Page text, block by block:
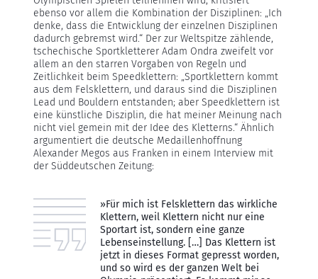
ebenso vor allem die Kombination der Disziplinen: „Ich
denke, dass die Entwicklung der einzelnen Disziplinen
dadurch gebremst wird.“ Der zur Weltspitze zählende,
tschechische Sportkletterer Adam Ondra zweifelt vor
allem an den starren Vorgaben von Regeln und
Zeitlichkeit beim Speedklettern: „Sportklettern kommt
aus dem Felsklettern, und daraus sind die Disziplinen
Lead und Bouldern entstanden; aber Speedklettern ist
eine künstliche Disziplin, die hat meiner Meinung nach
nicht viel gemein mit der Idee des Kletterns.“ Ähnlich
argumentiert die deutsche Medaillenhoffnung
Alexander Megos aus Franken in einem Interview mit
der Süddeutschen Zeitung:
»Für mich ist Felsklettern das wirkliche
Klettern, weil Klettern nicht nur eine
Sportart ist, sondern eine ganze
Lebenseinstellung. […] Das Klettern ist
jetzt in dieses Format gepresst worden,
und so wird es der ganzen Welt bei